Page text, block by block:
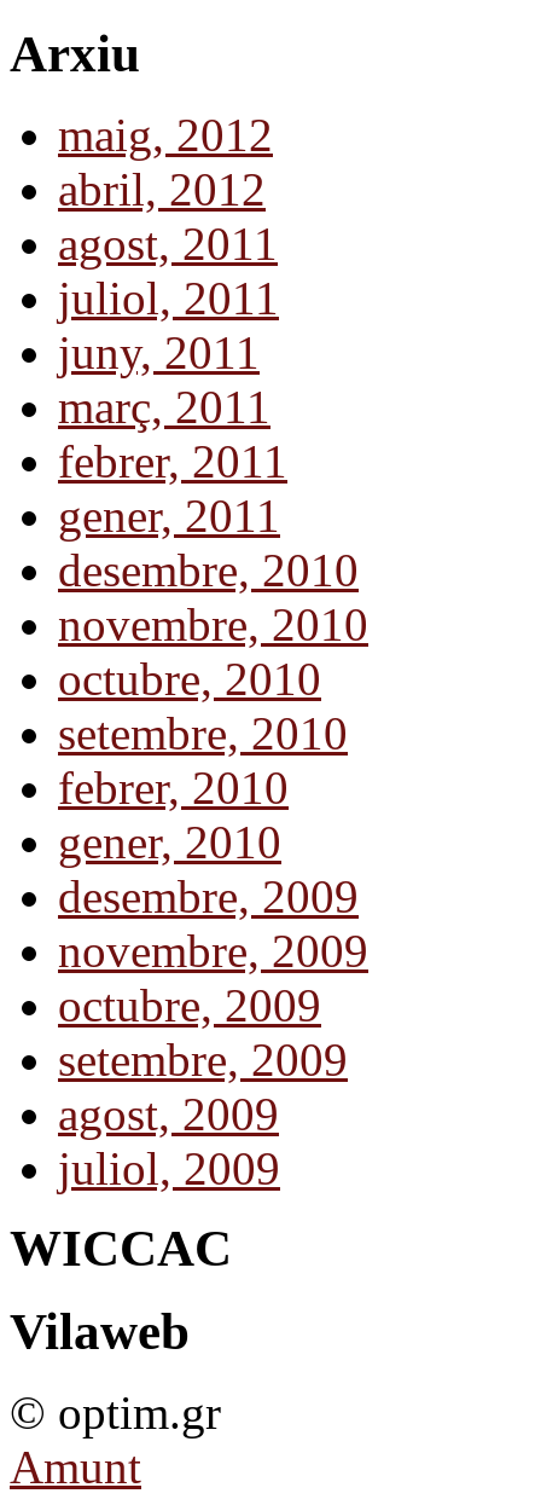
Arxiu
maig, 2012
abril, 2012
agost, 2011
juliol, 2011
juny, 2011
març, 2011
febrer, 2011
gener, 2011
desembre, 2010
novembre, 2010
octubre, 2010
setembre, 2010
febrer, 2010
gener, 2010
desembre, 2009
novembre, 2009
octubre, 2009
setembre, 2009
agost, 2009
juliol, 2009
WICCAC
Vilaweb
© optim.gr
Amunt